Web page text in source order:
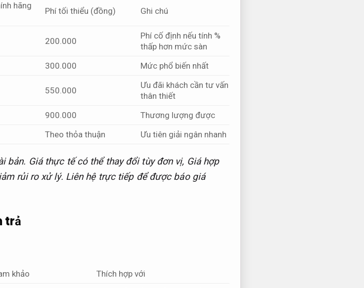
hãng
Phí tối thiểu (đồng) Ghi chú
200.000
Phí cố định nếu tính %
thấp hơn mức sàn
300.000 Mức phổ biến nhất
550.000
Ưu đãi khách cần tư vấn
thân thiết
900.000
Thương lượng được
Theo thỏa thuận Ưu tiên giải ngân nhanh
bản. Giá thực tế có thể thay đổi tùy đơn vị, Giá hợp
rủi ro xử lý. Liên hệ trực tiếp để được báo giá
trả
khảo Thích hợp với